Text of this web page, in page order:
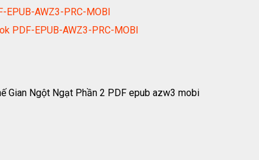
EPUB-AWZ3-PRC-MOBI
PDF-EPUB-AWZ3-PRC-MOBI
Gian Ngột Ngạt Phần 2 PDF epub azw3 mobi